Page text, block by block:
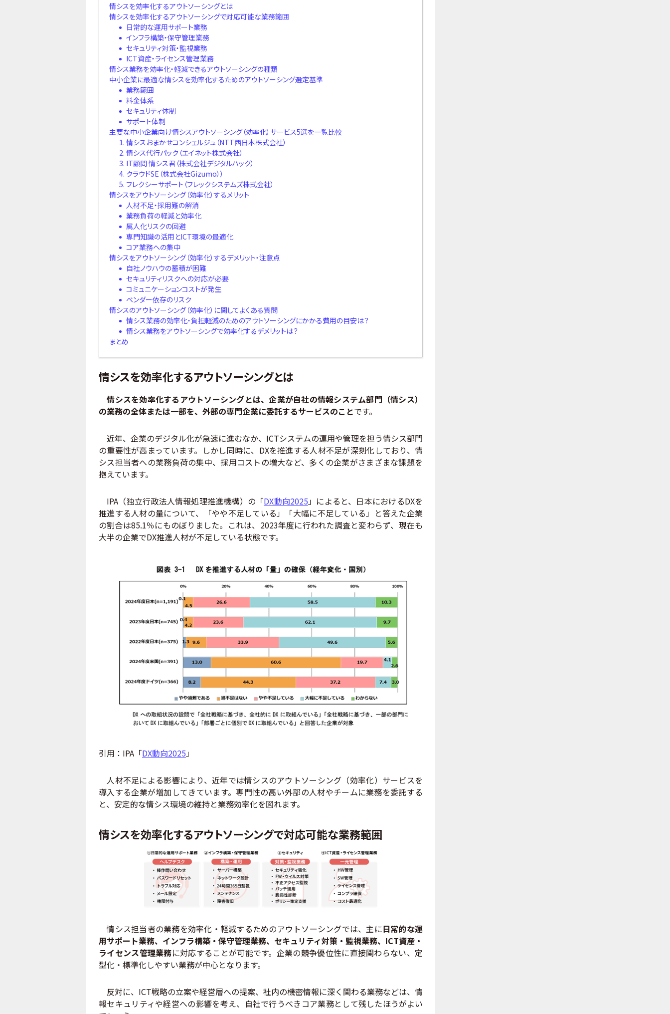
情シスを効率化するアウトソーシングとは
情シスを効率化するアウトソーシングで対応可能な業務範囲
日常的な運用サポート業務
インフラ構築・保守管理業務
セキュリティ対策・監視業務
ICT資産・ライセンス管理業務
情シス業務を効率化・軽減できるアウトソーシングの種類
中小企業に最適な情シスを効率化するためのアウトソーシング選定基準
業務範囲
料金体系
セキュリティ体制
サポート体制
主要な中小企業向け情シスアウトソーシング（効率化）サービス5選を一覧比較
情シスおまかせコンシェルジュ（NTT西日本株式会社）
情シス代行パック（エイネット株式会社）
IT顧問 情シス君（株式会社デジタルハック）
クラウドSE（株式会社Gizumo））
フレクシーサポート（フレックシステムズ株式会社）
情シスをアウトソーシング（効率化）するメリット
人材不足・採用難の解消
業務負荷の軽減と効率化
属人化リスクの回避
専門知識の活用とICT環境の最適化
コア業務への集中
情シスをアウトソーシング（効率化）するデメリット・注意点
自社ノウハウの蓄積が困難
セキュリティリスクへの対応が必要
コミュニケーションコストが発生
ベンダー依存のリスク
情シスのアウトソーシング（効率化）に関してよくある質問
情シス業務の効率化・負担軽減のためのアウトソーシングにかかる費用の目安は？
情シス業務をアウトソーシングで効率化するデメリットは？
まとめ
情シスを効率化するアウトソーシングとは
情シスを効率化するアウトソーシングとは、企業が自社の情報システム部門（情シス）
の業務の全体または一部を、外部の専門企業に委託するサービスのことです。
近年、企業のデジタル化が急速に進むなか、ICTシステムの運用や管理を担う情シス部門
の重要性が高まっています。しかし同時に、DXを推進する人材不足が深刻化しており、情
シス担当者への業務負荷の集中、採用コストの増大など、多くの企業がさまざまな課題を
抱えています。
IPA（独立行政法人情報処理推進機構）の「DX動向2025 」によると、日本におけるDXを
推進する人材の量について、「やや不足している」「大幅に不足している」と答えた企業
の割合は85.1％にものぼりました。これは、 2023年度に行われた調査と変わらず、現在も
大半の企業でDX推進人材が不足している状態です。
引用： IPA 「DX動向2025 」
人材不足による影響により、近年では情シスのアウトソーシング（効率化）サービスを
導入する企業が増加してきています。専門性の高い外部の人材やチームに業務を委託する
と、安定的な情シス環境の維持と業務効率化を図れます。
情シスを効率化するアウトソーシングで対応可能な業務範囲
情シス担当者の業務を効率化・軽減するためのアウトソーシングでは、主に日常的な運
用サポート業務、インフラ構築・保守管理業務、セキュリティ対策・監視業務、ICT資産・
ライセンス管理業務に対応することが可能です。企業の競争優位性に直接関わらない、定
型化・標準化しやすい業務が中心となります。
反対に、ICT戦略の立案や経営層への提案、社内の機密情報に深く関わる業務などは、情
報セキュリティや経営への影響を考え、自社で行うべきコア業務として残したほうがよい